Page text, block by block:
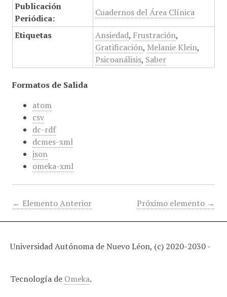
Publicación
Periódica:
Cuadernos del Área Clínica
Etiquetas Ansiedad, Frustración,
Gratificación, Melanie Klein,
Psicoanálisis, Saber
Formatos de Salida
atom
csv
dc-rdf
dcmes-xml
json
omeka-xml
← Elemento Anterior Próximo elemento →
Universidad Autónoma de Nuevo Léon, (c) 2020-2030 -
Tecnología de Omeka.